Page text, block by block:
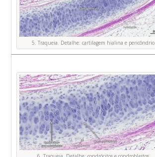
5. Traqueia. Detalhe: cartilagem hialina e pericôndrio.